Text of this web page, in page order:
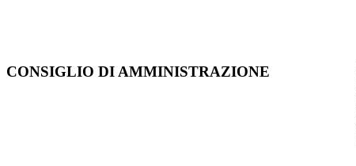
CONSIGLIO DI AMMINISTRAZIONE